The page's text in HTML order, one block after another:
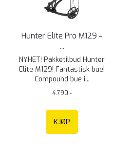
Hunter Elite Pro M129 -
...
NYHET! Pakketilbud Hunter
Elite M129! Fantastisk bue!
Compound bue i...
4.790,-
KJØP